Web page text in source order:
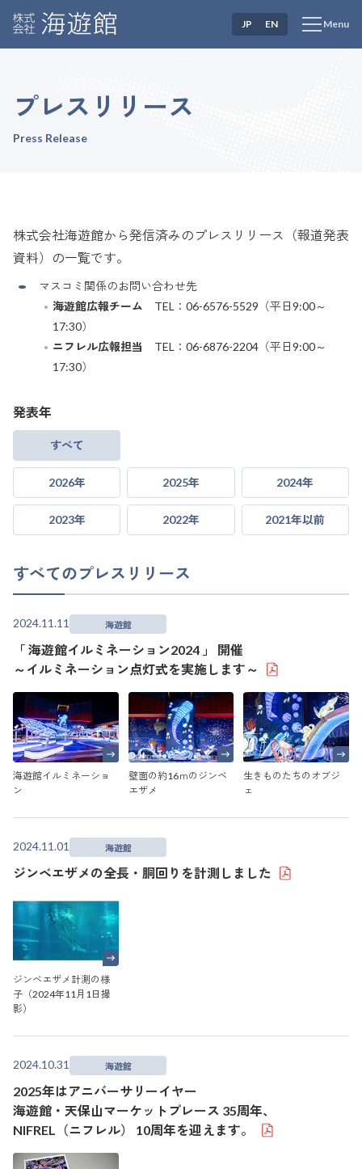
Menu
JP EN
プレスリリース
Press Release
株式会社海遊館から発信済みのプレスリリース（報道発表
資料）の一覧です。
マスコミ関係のお問い合わせ先
海遊館広報チーム TEL：06-6576-5529（平日9:00～
17:30）
ニフレル広報担当
TEL：06-6876-2204（平日9:00～
17:30）
発表年
すべて
2026年 2025年 2024年
2023年 2022年 2021年以前
すべてのプレスリリース
2024.11.11 海遊館
「 海遊館イルミネーション2024 」 開催
～イルミネーション点灯式を実施します～
海遊館イルミネーショ
ン
壁面の約16ｍのジンベ
エザメ
生きものたちのオブジ
ェ
2024.11.01 海遊館
ジンベエザメの全長・胴回りを計測しました
ジンベエザメ計測の様
子（2024年11月1日撮
影）
2024.10.31 海遊館
2025年はアニバーサリーイヤー
海遊館・天保山マーケットプレース 35周年、
NIFREL（ニフレル） 10周年を迎えます。